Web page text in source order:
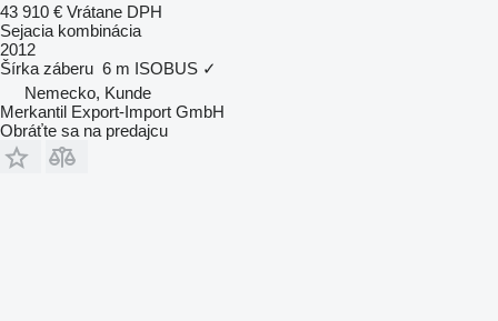
43 910 € Vrátane DPH
Sejacia kombinácia
2012
Šírka záberu 6 m ISOBUS ✓
Nemecko, Kunde
Merkantil Export-Import GmbH
Obráťte sa na predajcu